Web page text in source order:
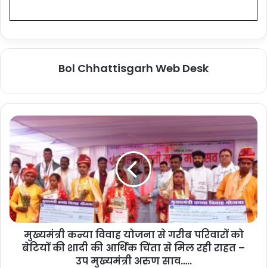
Bol Chhattisgarh Web Desk
मुख्यमंत्री कन्या विवाह योजना से गरीब परिवारों को
बेटियों की शादी की आर्थिक चिंता से मिल रही राहत –
उप मुख्यमंत्री अरुण साव…..